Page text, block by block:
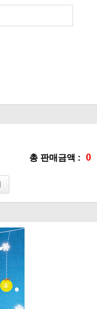
총 판매금액 : 0